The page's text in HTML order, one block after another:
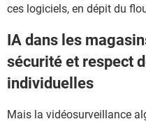
ces logiciels, en dépit du
IA dans les
sécurité et respect
individuelles
Mais la vidéosurveillance